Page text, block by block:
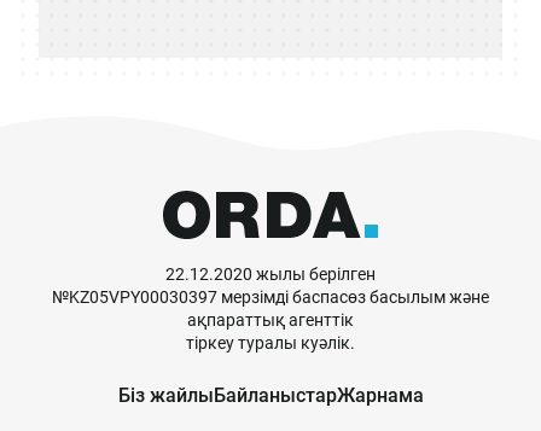
22.12.2020 жылы берілген
№KZ05VPY00030397 мерзімді баспасөз басылым және
ақпараттық агенттік
тіркеу туралы куәлік.
Біз жайлыБайланыстарЖарнама